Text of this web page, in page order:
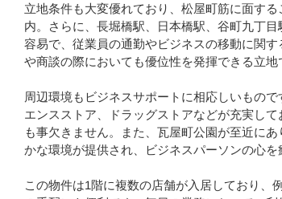
立地条件も大変優れており、松屋町筋に面す
内。さらに、長堀橋駅、日本橋駅、谷町九丁
容易で、従業員の通勤やビジネスの移動に関
や商談の際においても優位性を発揮できる立地
周辺環境もビジネスサポートに相応しいもの
エンスストア、ドラッグストアなどが充実し
も事欠きません。また、瓦屋町公園が至近に
かな環境が提供され、ビジネスパーソンの心を
この物件は1階に複数の店舗が入居しており、